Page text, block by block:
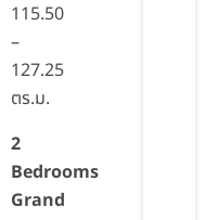
115.50
–
127.25
ตร.ม.
2
Bedrooms
Grand